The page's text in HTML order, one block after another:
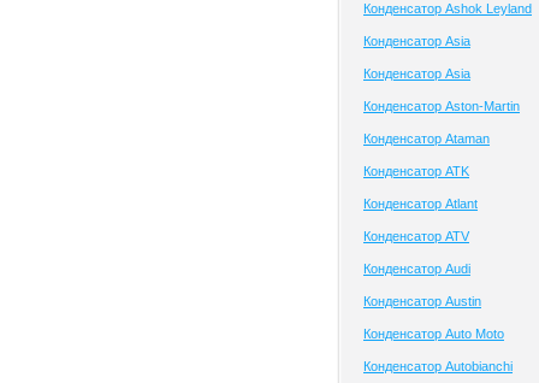
Конденсатор Ashok Leyland
Конденсатор Asia
Конденсатор Asia
Конденсатор Aston-Martin
Конденсатор Ataman
Конденсатор ATK
Конденсатор Atlant
Конденсатор ATV
Конденсатор Audi
Конденсатор Austin
Конденсатор Auto Moto
Конденсатор Autobianchi